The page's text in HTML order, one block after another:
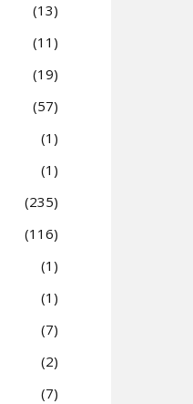
13
11
19
57
1
1
235
116
1
1
7
2
7